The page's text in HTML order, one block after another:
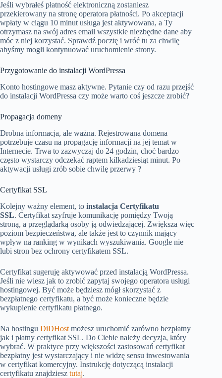
Jeśli wybrałeś płatność elektroniczną zostaniesz
przekierowany na stronę operatora płatności. Po akceptacji
wpłaty w ciągu 10 minut usługa jest aktywowana, a Ty
otrzymasz na swój adres email wszystkie niezbędne dane aby
móc z niej korzystać. Sprawdź pocztę i wróć tu za chwilę
abyśmy mogli kontynuować uruchomienie strony.
Przygotowanie do instalacji WordPressa
Konto hostingowe masz aktywne. Pytanie czy od razu przejść
do instalacji WordPressa czy może warto coś jeszcze zrobić?
Propagacja domeny
Drobna informacja, ale ważna. Rejestrowana domena
potrzebuje czasu na propagację informacji na jej temat w
Internecie. Trwa to zazwyczaj do 24 godzin, choć bardzo
często wystarczy odczekać raptem kilkadziesiąt minut. Po
aktywacji usługi zrób sobie chwilę przerwy ?
Certyfikat SSL
Kolejny ważny element, to instalacja Certyfikatu
SSL. Certyfikat szyfruje komunikację pomiędzy Twoją
stroną, a przeglądarką osoby ją odwiedzającej. Zwiększa więc
poziom bezpieczeństwa, ale także jest to czynnik mający
wpływ na ranking w wynikach wyszukiwania. Google nie
lubi stron bez ochrony certyfikatem SSL.
Certyfikat sugeruję aktywować przed instalacją WordPressa.
Jeśli nie wiesz jak to zrobić zapytaj swojego operatora usługi
hostingowej. Być może będziesz mógł skorzystać z
bezpłatnego certyfikatu, a być może konieczne będzie
wykupienie certyfikatu płatnego.
Na hostingu DiDHost możesz uruchomić zarówno bezpłatny
jak i płatny certyfikat SSL. Do Ciebie należy decyzja, który
wybrać. W praktyce przy większości zastosowań certyfikat
bezpłatny jest wystarczający i nie widzę sensu inwestowania
w certyfikat komercyjny. Instrukcję dotyczącą instalacji
certyfikatu znajdziesz tutaj.